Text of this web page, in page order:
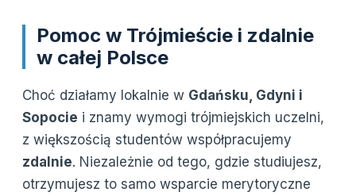
Pomoc w Trójmieście i zdalnie
w całej Polsce
Choć działamy lokalnie w Gdańsku, Gdyni i
Sopocie i znamy wymogi trójmiejskich uczelni,
z większością studentów współpracujemy
zdalnie. Niezależnie od tego, gdzie studiujesz,
otrzymujesz to samo wsparcie merytoryczne